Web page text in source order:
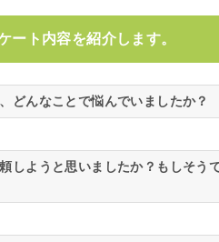
ート内容を紹介します。
どんなことで悩んでいましたか？
しようと思いましたか？もしそう